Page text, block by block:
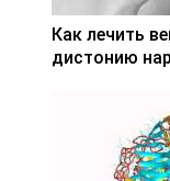
Как лечить
дистонию